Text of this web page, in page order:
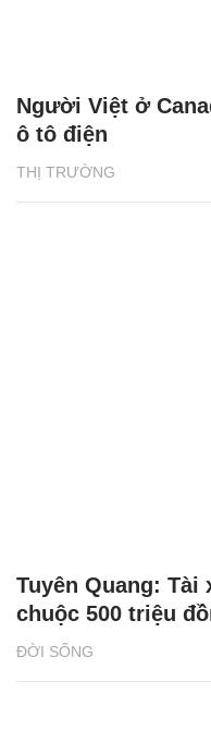
THỊ TRƯỜNG
Người Việt ở
ô tô điện
ĐỜI SỐNG
Tuyên Quang:
chuộc 500 triệu